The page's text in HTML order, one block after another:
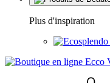
Plus d'inspiration